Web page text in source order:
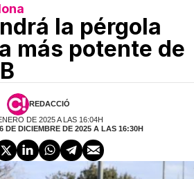
la pérgola
más potente de
REDACCIÓ
DE 2025 A LAS 16:04H
DE DICIEMBRE DE 2025 A LAS 16:30H